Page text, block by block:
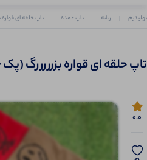
تولیدیم زنانه تاپ عمده تاپ حلقه ای قواره
تاپ حلقه ای قواره بزرررررگ (پک 6 عددی)
0.0